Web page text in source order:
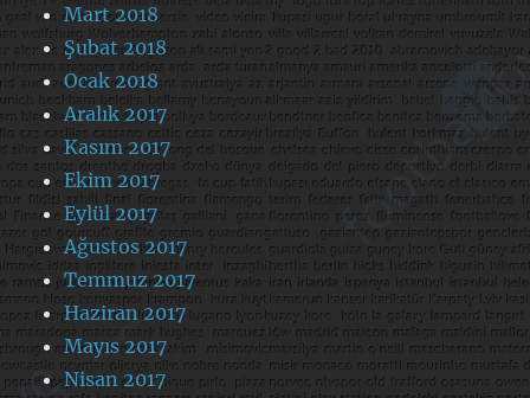
Mart 2018
Şubat 2018
Ocak 2018
Aralık 2017
Kasım 2017
Ekim 2017
Eylül 2017
Ağustos 2017
Temmuz 2017
Haziran 2017
Mayıs 2017
Nisan 2017